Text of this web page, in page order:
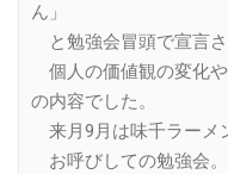
ん」
と勉強会冒頭で宣言さ
個人の価値観の変化
の内容でした。
来月9月は味千ラーメ
お呼びしての勉強会。